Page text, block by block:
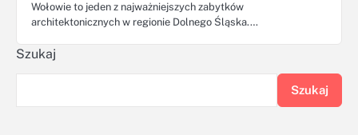
Wołowie to jeden z najważniejszych zabytków
architektonicznych w regionie Dolnego Śląska.…
Szukaj
Szukaj